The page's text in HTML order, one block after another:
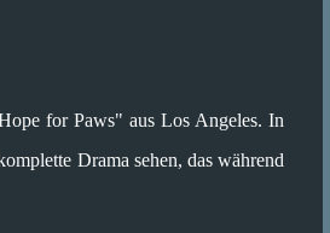
for Paws" aus Los Angeles. In
Drama sehen, das während